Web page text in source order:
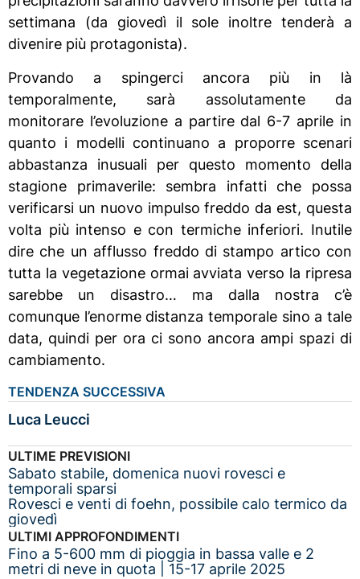
settimana (da giovedì il sole inoltre tenderà a
divenire più protagonista).
Provando a spingerci ancora più in là
temporalmente, sarà assolutamente da
monitorare l’evoluzione a partire dal 6-7 aprile in
quanto i modelli continuano a proporre scenari
abbastanza inusuali per questo momento della
stagione primaverile: sembra infatti che possa
verificarsi un nuovo impulso freddo da est, questa
volta più intenso e con termiche inferiori. Inutile
dire che un afflusso freddo di stampo artico con
tutta la vegetazione ormai avviata verso la ripresa
sarebbe un disastro… ma dalla nostra c’è
comunque l’enorme distanza temporale sino a tale
data, quindi per ora ci sono ancora ampi spazi di
cambiamento.
TENDENZA SUCCESSIVA
Luca Leucci
ULTIME PREVISIONI
Sabato stabile, domenica nuovi rovesci e
temporali sparsi
Rovesci e venti di foehn, possibile calo termico da
giovedì
ULTIMI APPROFONDIMENTI
Fino a 5-600 mm di pioggia in bassa valle e 2
metri di neve in quota | 15-17 aprile 2025